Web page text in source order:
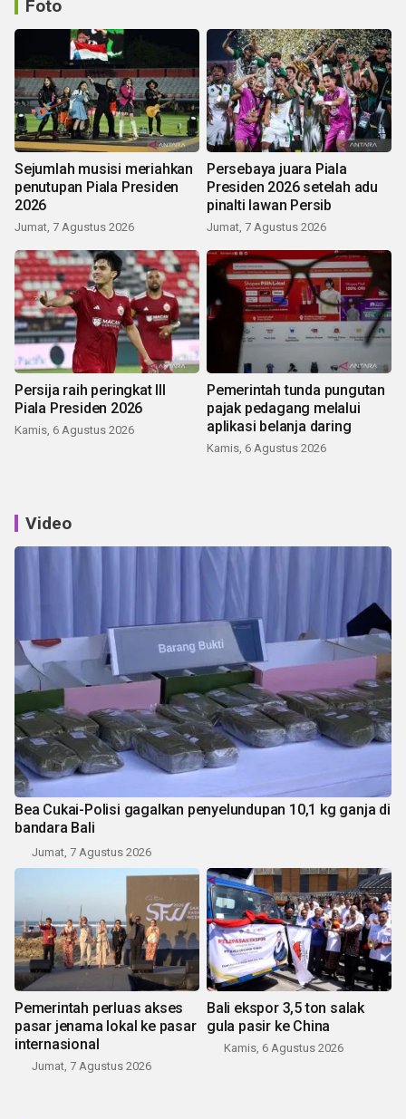
Foto
Sejumlah musisi meriahkan
penutupan Piala Presiden
2026
Jumat, 7 Agustus 2026
Persebaya juara Piala
Presiden 2026 setelah adu
pinalti lawan Persib
Jumat, 7 Agustus 2026
Persija raih peringkat III
Piala Presiden 2026
Kamis, 6 Agustus 2026
Pemerintah tunda pungutan
pajak pedagang melalui
aplikasi belanja daring
Kamis, 6 Agustus 2026
Video
Bea Cukai-Polisi gagalkan penyelundupan 10,1 kg ganja di
bandara Bali
Jumat, 7 Agustus 2026
Pemerintah perluas akses
pasar jenama lokal ke pasar
internasional
Jumat, 7 Agustus 2026
Bali ekspor 3,5 ton salak
gula pasir ke China
Kamis, 6 Agustus 2026